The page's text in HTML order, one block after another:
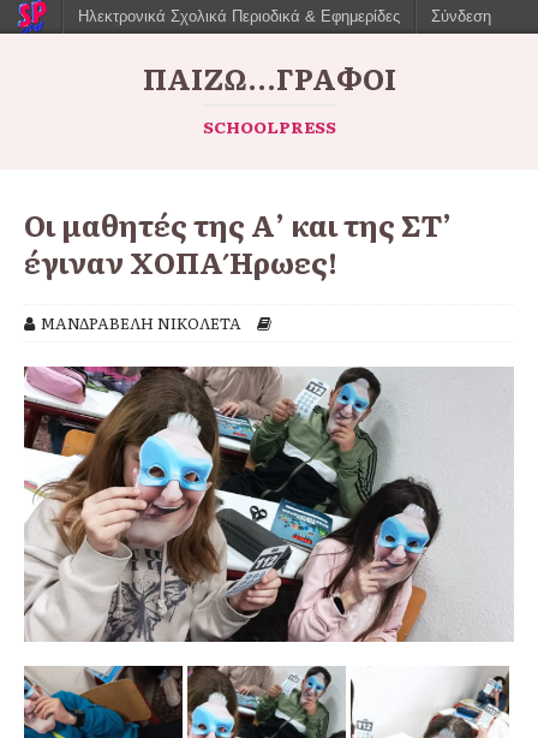
ΠΑΙΖΩ...ΓΡΆΦΟΙ
SCHOOLPRESS
Οι μαθητές της Α’ και της ΣΤ’
έγιναν ΧΟΠΑ Ήρωες!
ΜΑΝΔΡΑΒΕΛΗ ΝΙΚΟΛΕΤΑ
Ηλεκτρονικά Σχολικά Περιοδικά & Εφημερίδες Σύνδεση